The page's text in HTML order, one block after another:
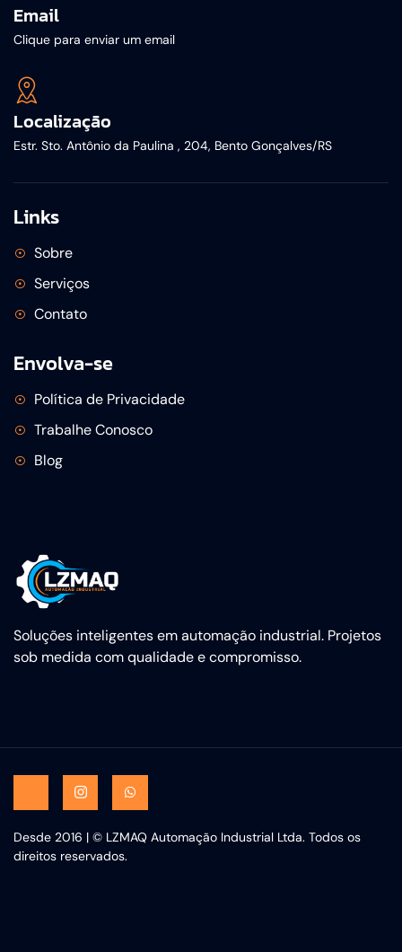
Soluções inteligentes em automação industrial. Projetos
sob medida com qualidade e compromisso.
Email
Clique para enviar um email
Localização
Estr. Sto. Antônio da Paulina , 204, Bento Gonçalves/RS
Links
Sobre
Serviços
Contato
Envolva-se
Política de Privacidade
Trabalhe Conosco
Blog
Desde 2016 | © LZMAQ Automação Industrial Ltda. Todos os
direitos reservados.